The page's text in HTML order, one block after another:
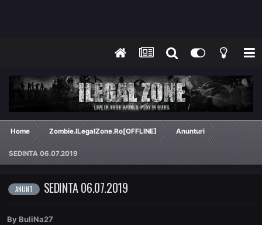
Home Zombie.ILegalZone.Ro[OFFLINE] Anunturi
SEDINTA 06.07.2019
ANUNT SEDINTA 06.07.2019
ByBuliNa27